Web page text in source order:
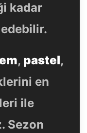
kadar
, pastel,
en
ile
Sezon